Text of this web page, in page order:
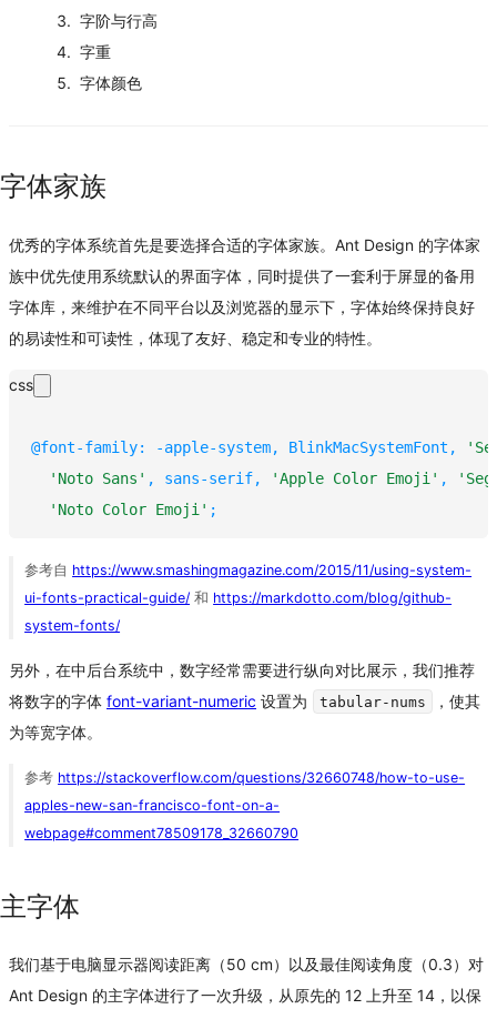
字阶与行高
字重
字体颜色
字体家族
优秀的字体系统首先是要选择合适的字体家族。Ant Design 的字体家
族中优先使用系统默认的界面字体，同时提供了一套利于屏显的备用
字体库，来维护在不同平台以及浏览器的显示下，字体始终保持良好
的易读性和可读性，体现了友好、稳定和专业的特性。
css
@font-family: -apple-system, BlinkMacSystemFont ,
'Noto Sans' , sans-serif, 'Apple Color Emoji' ,
'Noto Color Emoji' ;
参考自 https://www.smashingmagazine.com/2015/11/using-system-
ui-fonts-practical-guide/ 和 https://markdotto.com/blog/github-
system-fonts/
另外，在中后台系统中，数字经常需要进行纵向对比展示，我们推荐
将数字的字体 font-variant-numeric 设置为 tabular-nums
，使其
为等宽字体。
参考 https://stackoverflow.com/questions/32660748/how-to-use-
apples-new-san-francisco-font-on-a-
webpage#comment78509178_32660790
主字体
我们基于电脑显示器阅读距离（50 cm）以及最佳阅读角度（0.3）对
Ant Design 的主字体进行了一次升级，从原先的 12 上升至 14，以保